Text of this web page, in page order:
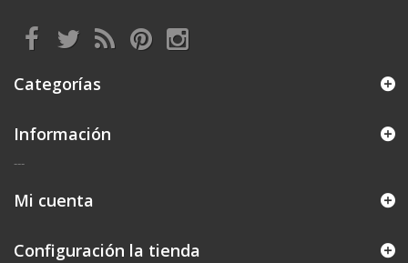
Categorías
Información
---
Mi cuenta
Configuración la tienda